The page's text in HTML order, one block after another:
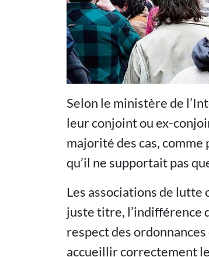
Selon le ministère de
leur conjoint ou ex-
majorité des cas,
qu’il ne supportait pas
Les associations de lutte
juste titre, l’indifférence
respect des
accueillir correctement